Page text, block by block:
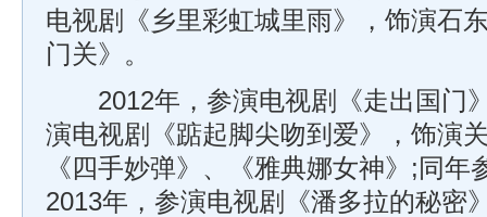
电视剧《乡里彩虹城里雨》，饰演石
门关》。
2012年，参演电视剧《走出国门
演电视剧《踮起脚尖吻到爱》，饰演
《四手妙弹》、《雅典娜女神》;同年
2013年，参演电视剧《潘多拉的秘密